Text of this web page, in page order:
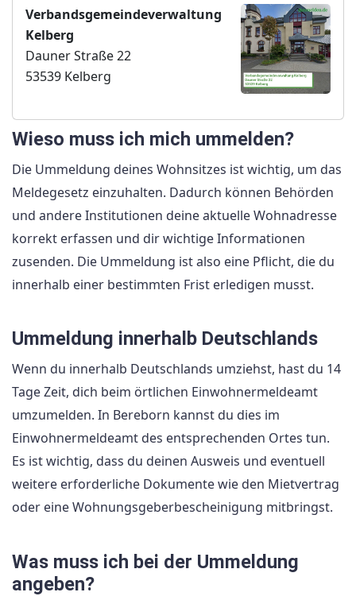
Verbandsgemeindeverwaltung
Kelberg
Dauner Straße 22
53539 Kelberg
Wieso muss ich mich ummelden?
Die Ummeldung deines Wohnsitzes ist wichtig, um das
Meldegesetz einzuhalten. Dadurch können Behörden
und andere Institutionen deine aktuelle Wohnadresse
korrekt erfassen und dir wichtige Informationen
zusenden. Die Ummeldung ist also eine Pflicht, die du
innerhalb einer bestimmten Frist erledigen musst.
Ummeldung innerhalb Deutschlands
Wenn du innerhalb Deutschlands umziehst, hast du 14
Tage Zeit, dich beim örtlichen Einwohnermeldeamt
umzumelden. In Bereborn kannst du dies im
Einwohnermeldeamt des entsprechenden Ortes tun.
Es ist wichtig, dass du deinen Ausweis und eventuell
weitere erforderliche Dokumente wie den Mietvertrag
oder eine Wohnungsgeberbescheinigung mitbringst.
Was muss ich bei der Ummeldung
angeben?